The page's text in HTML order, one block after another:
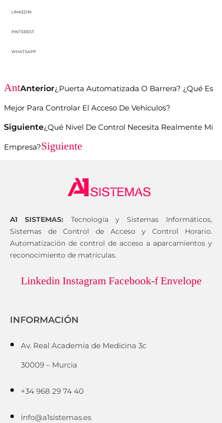
LINKEDIN
PINTEREST
WHATSAPP
AntAnterior¿Puerta Automatizada O Barrera? ¿Qué Es
Mejor Para Controlar El Acceso De Vehículos?
Siguiente¿Qué Nivel De Control Necesita Realmente Mi
Empresa?Siguiente
A1 SISTEMAS:Tecnología y Sistemas Informáticos,
Sistemas de Control de Acceso y Control Horario.
Automatización de control de acceso a aparcamientos y
reconocimiento de matrículas.
LinkedinInstagramFacebook-fEnvelope
INFORMACIÓN
Av. Real Academia de Medicina 3c
30009 – Murcia
+34 968 29 74 40
info@a1sistemas.es